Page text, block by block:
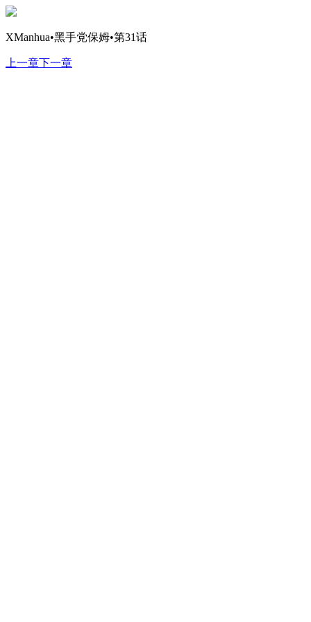
XManhua•黑手党保姆•第31话
上一章下一章